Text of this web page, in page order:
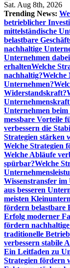
Sat. Aug 8th, 2026
Trending News:
betrieblicher
mittelständische
belastbare
nachhaltige
Unternehmen
erhaltenWelche
nachhaltig?Welche
Unternehmen?
Widerstandskraft?
Unternehmen beim
messbare Vorteile
verbessern die
Strategien stärken
Welche Strategien
Welche Abläufe
spürbar?Welche
Wissenstransfer im
aus besseren
meisten
fördern belastbare
Erfolg moderner
fördern
traditionelle
verbessern stabile
Ein Leitfaden zu
Strategien fördern